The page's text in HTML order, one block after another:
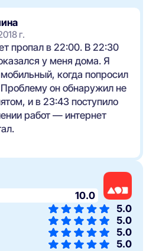
г.
пропал в 22:00. В 22:30
у меня дома. Я
когда попросил
он обнаружил не
и в 23:43 поступило
работ — интернет
10.0
5.0
5.0
5.0
5.0